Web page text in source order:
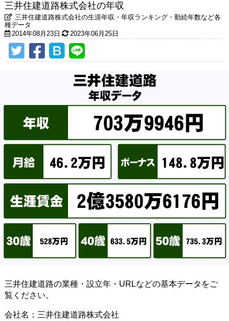
三井住建道路株式会社の年収
三井住建道路株式会社の生涯年収・年収ランキング・勤続年数など各
種データ
2014年08月23日
2023年06月25日
三井住建道路の業種・設立年・URLなどの基本データをご
覧ください。
会社名：三井住建道路株式会社